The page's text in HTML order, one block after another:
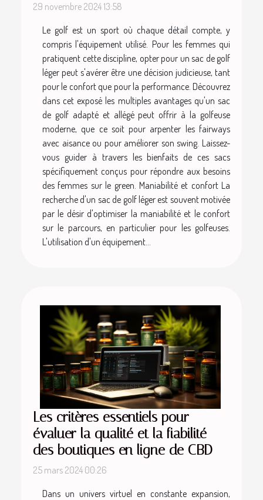
29 novembre 2024 13:58
Le golf est un sport où chaque détail compte, y
compris l'équipement utilisé. Pour les femmes qui
pratiquent cette discipline, opter pour un sac de golf
léger peut s'avérer être une décision judicieuse, tant
pour le confort que pour la performance. Découvrez
dans cet exposé les multiples avantages qu'un sac
de golf adapté et allégé peut offrir à la golfeuse
moderne, que ce soit pour arpenter les fairways
avec aisance ou pour améliorer son swing. Laissez-
vous guider à travers les bienfaits de ces sacs
spécifiquement conçus pour répondre aux besoins
des femmes sur le green. Maniabilité et confort La
recherche d'un sac de golf léger est souvent motivée
par le désir d'optimiser la maniabilité et le confort
sur le parcours, en particulier pour les golfeuses.
L'utilisation d'un équipement...
Les critères essentiels pour
évaluer la qualité et la fiabilité
des boutiques en ligne de CBD
25 mars 2024 00:26
Dans un univers virtuel en constante expansion,